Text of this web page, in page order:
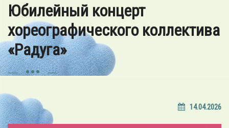
Юбилейный концерт
хореографического коллектива
«Радуга»
14.04.2026